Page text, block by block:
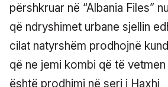
përshkruar në “Albania Files”
që ndryshimet urbane sjellin
cilat natyrshëm prodhojnë
që ne jemi kombi që të
është prodhimi në seri i Haxhi